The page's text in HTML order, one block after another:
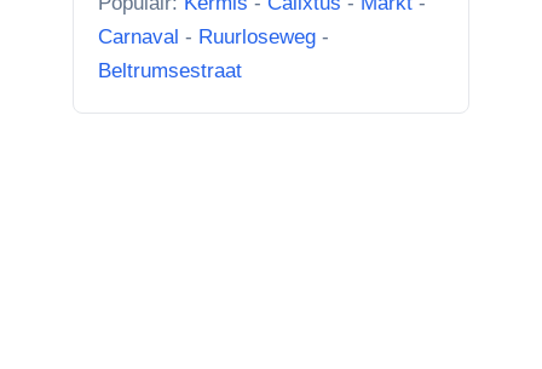
Carnaval - Ruurloseweg -
Beltrumsestraat